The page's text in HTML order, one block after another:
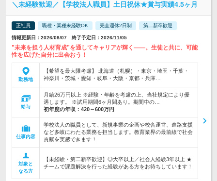
＼未経験歓迎／【学校法人職員】土日祝休★賞与実績4.5ヶ月
正社員 職種・業種未経験OK 完全週休2日制 第二新卒歓迎
情報更新日：2026/08/07 終了予定日：2026/11/05
”未来を担う人材育成”を通してキャリアが輝く――。生徒と共に、可能
性を広げた自分に出会おう！
勤務地
【希望を最大限考慮】 北海道（札幌）・東京・埼玉・千葉・
神奈川・茨城・愛知・岐阜・大阪・京都・兵庫…
給与
月給26万円以上 ※経験・年齢を考慮の上、当社規定により優
遇します。 ※試用期間6ヶ月間あり。期間中の…
初年度の年収： 420～600万円
仕事内容
学校法人の職員として、新規事業の企画や校舎運営、進路支援
など多岐にわたる業務を担当します。教育業界の最前線で社会
貢献を実感できます！
対象と
なる方
【未経験・第二新卒歓迎】◎大卒以上／社会人経験3年以上 ★
チームで課題解決を行った経験がある方をお待ちしています！